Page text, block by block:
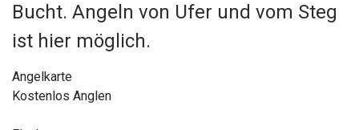
Bucht. Angeln von Ufer und vom Steg
ist hier möglich.
Angelkarte
Kostenlos Anglen